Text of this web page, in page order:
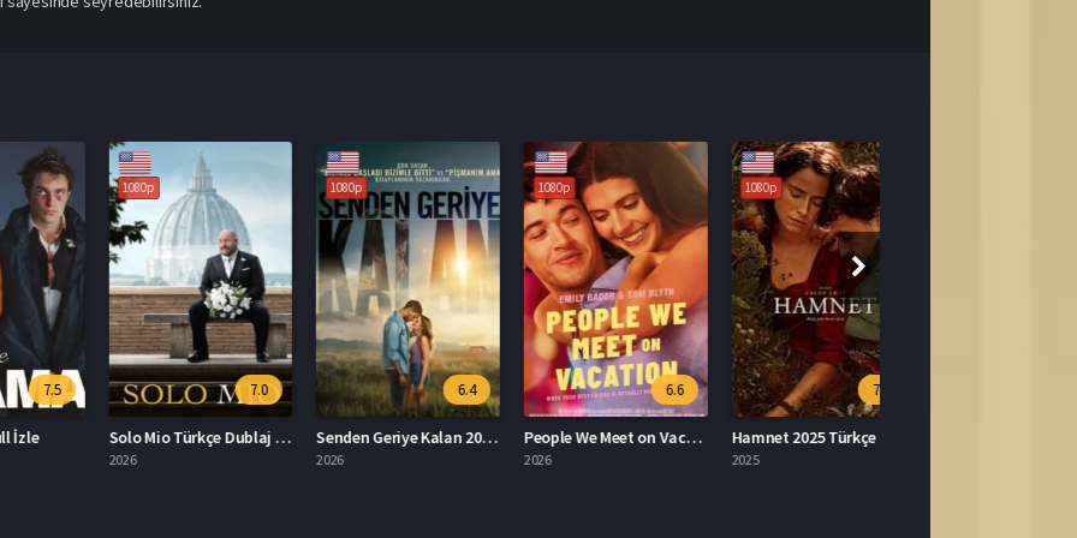
7.5
1080p
7.0
Solo Mio Türkçe Dublaj İzle
6.4
Senden Geriye Kalan 2026 Türkçe Dublaj İzle
1080p
6.6
People We Meet on Vacation Türkçe Altyazılı İzle Hamnet 2025 Türkçe Dublaj İzle